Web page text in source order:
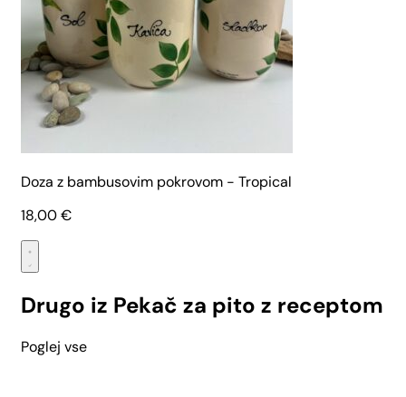
Doza z bambusovim pokrovom - Tropical
18,00€
Drugo iz Pekač za pito z receptom
Poglej vse